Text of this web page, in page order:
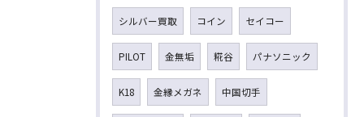
シルバー買取 コイン セイコー
PILOT 金無垢 糀谷 パナソニック
K18 金縁メガネ 中国切手